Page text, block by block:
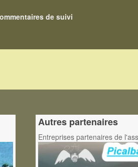
de suivi
Autres partenaires
Entreprises partenaires de